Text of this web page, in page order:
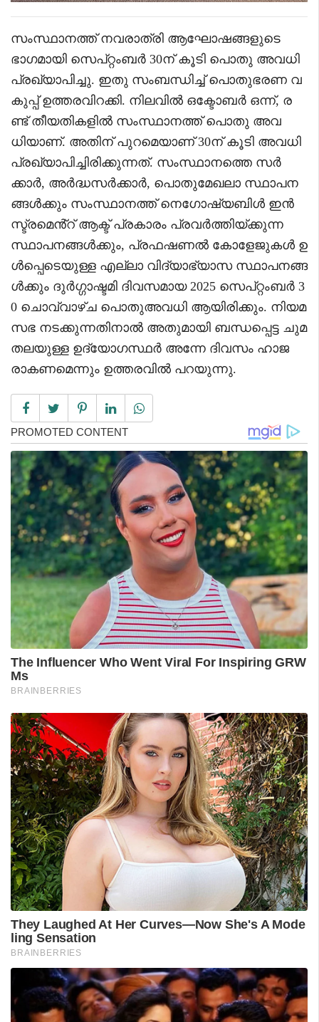
സംസ്ഥാനത്ത് നവരാത്രി ആഘോഷങ്ങളുടെ
ഭാഗമായി സെപ്റ്റംബർ 30ന് കൂടി പൊതു അവധി
പ്രഖ്യാപിച്ചു. ഇതു സംബന്ധിച്ച് പൊതുഭരണ വ
കുപ്പ് ഉത്തരവിറക്കി. നിലവിൽ ഒക്ടോബർ ഒന്ന്, ര
ണ്ട് തീയതികളിൽ സംസ്ഥാനത്ത് പൊതു അവ
ധിയാണ്. അതിന് പുറമെയാണ് 30ന് കൂടി അവധി
പ്രഖ്യാപിച്ചിരിക്കുന്നത്. സംസ്ഥാനത്തെ സർ
ക്കാർ, അർദ്ധസർക്കാർ, പൊതുമേഖലാ സ്ഥാപന
ങ്ങൾക്കും സംസ്ഥാനത്ത് നെഗോഷ്യബിൾ ഇൻ
സ്ട്രമെൻ്റ് ആക്ട് പ്രകാരം പ്രവർത്തിയ്ക്കുന്ന
സ്ഥാപനങ്ങൾക്കും, പ്രഫഷണൽ കോളേജുകൾ ഉ
ൾപ്പെടെയുള്ള എല്ലാ വിദ്യാഭ്യാസ സ്ഥാപനങ്ങ
ൾക്കും ദുർഗ്ഗാഷ്ടമി ദിവസമായ 2025 സെപ്റ്റംബർ 3
0 ചൊവ്വാഴ്ച പൊതുഅവധി ആയിരിക്കും. നിയമ
സഭ നടക്കുന്നതിനാൽ അതുമായി ബന്ധപ്പെട്ട ചുമ
തലയുള്ള ഉദ്യോഗസ്ഥർ അന്നേ ദിവസം ഹാജ
രാകണമെന്നും ഉത്തരവില്‍ പറയുന്നു.